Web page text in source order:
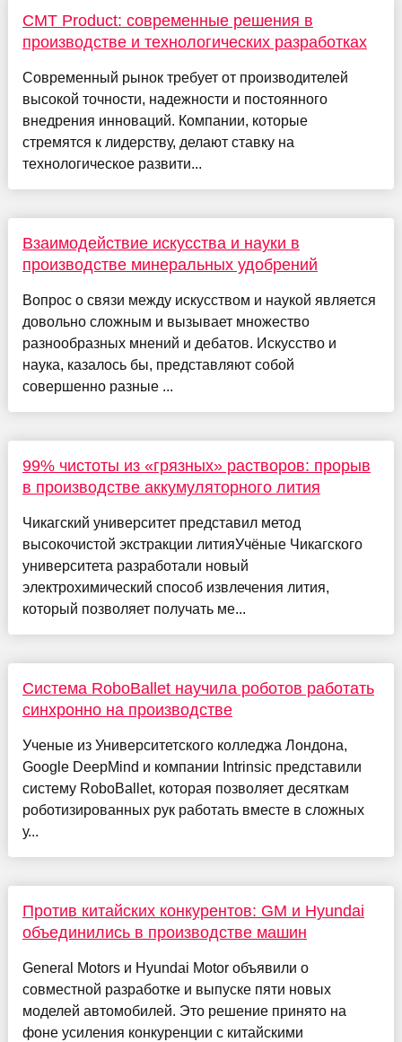
CMT Product: современные решения в
производстве и технологических разработках
Современный рынок требует от производителей
высокой точности, надежности и постоянного
внедрения инноваций. Компании, которые
стремятся к лидерству, делают ставку на
технологическое развити...
Взаимодействие искусства и науки в
производстве минеральных удобрений
Вопрос о связи между искусством и наукой является
довольно сложным и вызывает множество
разнообразных мнений и дебатов. Искусство и
наука, казалось бы, представляют собой
совершенно разные ...
99% чистоты из «грязных» растворов: прорыв
в производстве аккумуляторного лития
Чикагский университет представил метод
высокочистой экстракции литияУчёные Чикагского
университета разработали новый
электрохимический способ извлечения лития,
который позволяет получать ме...
Система RoboBallet научила роботов работать
синхронно на производстве
Ученые из Университетского колледжа Лондона,
Google DeepMind и компании Intrinsic представили
систему RoboBallet, которая позволяет десяткам
роботизированных рук работать вместе в сложных
у...
Против китайских конкурентов: GM и Hyundai
объединились в производстве машин
General Motors и Hyundai Motor объявили о
совместной разработке и выпуске пяти новых
моделей автомобилей. Это решение принято на
фоне усиления конкуренции с китайскими